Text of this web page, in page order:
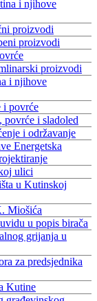
i njihove
proizvodi
proizvodi
proizvodi
i njihove
i povrće
i sladoled
i održavanje
Energetska
ulici
u Kutinskoj
Miošića
u popis birača
grijanja u
za predsjednika
Kutine